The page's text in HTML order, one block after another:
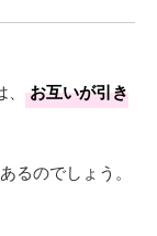
お互いが引き
るのでしょう。